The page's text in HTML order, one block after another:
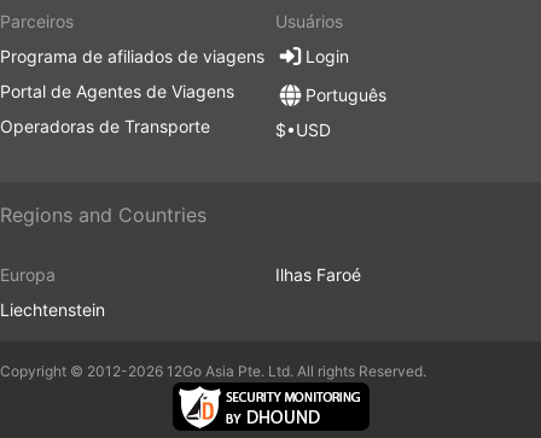
Parceiros
Programa de afiliados de viagens
Portal de Agentes de Viagens
Operadoras de Transporte
Usuários
Login
Português
$•USD
Regions and Countries
Europa
Liechtenstein
Ilhas Faroé
Copyright © 2012-2026 12Go Asia Pte. Ltd. All rights Reserved.